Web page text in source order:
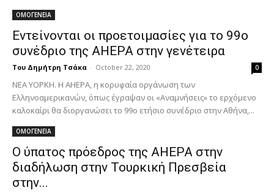
ΟΜΟΓΕΝΕΙΑ
Εντείνονται οι προετοιμασίες για το 99ο
συνέδριο της AHEPA στην γενέτειρα
Του Δημήτρη Τσάκα - October 22, 2020 0
ΝΕΑ ΥΟΡΚΗ. H AHEPA, η κορυφαία οργάνωση των
Ελληνοαμερικανών, όπως έγραψαν οι «Αναμνήσεις» το ερχόμενο
καλοκαίρι θα διοργανώσει το 99ο ετήσιο συνέδριο στην Αθήνα,...
ΟΜΟΓΕΝΕΙΑ
Ο ύπατος πρόεδρος της AHEPA στην
διαδήλωση στην Τουρκική Πρεσβεία
στην...